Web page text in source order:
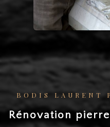
BODIS LAURENT
rénovation